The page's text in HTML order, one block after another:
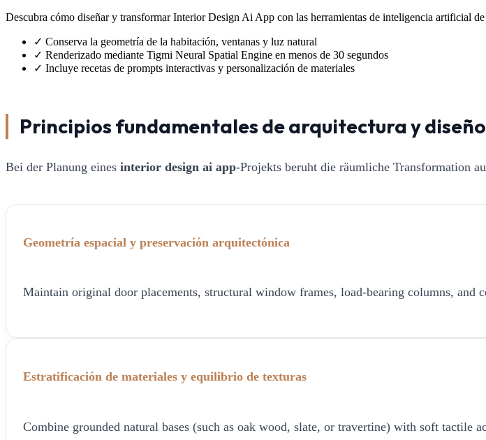
Descubra cómo diseñar y transformar Interior Design Ai App con las herramientas de inteligencia artificial
✓ Conserva la geometría de la habitación, ventanas y luz natural
✓ Renderizado mediante Tigmi Neural Spatial Engine en menos de 30 segundos
✓ Incluye recetas de prompts interactivas y personalización de materiales
Principios fundamentales de arquitectura y diseño
Bei der Planung eines interior design ai app-Projekts beruht die räumliche Transformation
Geometría espacial y preservación arquitectónica
Maintain original door placements, structural window frames, load-bearing columns, and
Estratificación de materiales y equilibrio de texturas
Combine grounded natural bases (such as oak wood, slate, or travertine) with soft tactile